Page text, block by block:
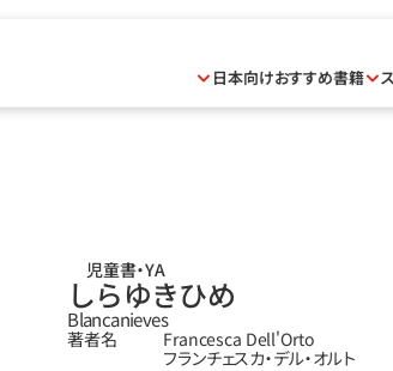
日本向けおすすめ書籍
児童書・YA
しらゆきひめ
Blancanieves
著者名
Francesca Dell'Orto
フランチェスカ‧デル‧オルト